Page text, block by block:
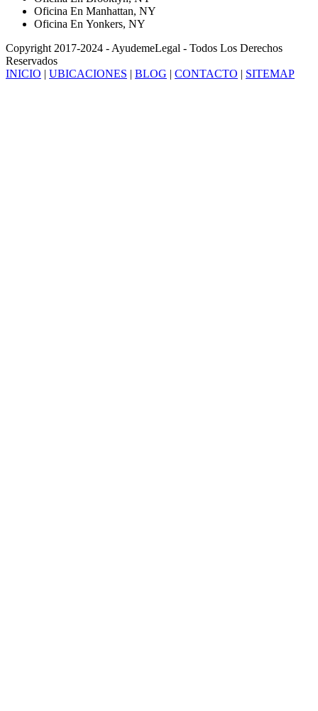
Oficina En Manhattan, NY
Oficina En Yonkers, NY
Copyright 2017-2024 - AyudemeLegal - Todos Los Derechos
Reservados
INICIO | UBICACIONES | BLOG | CONTACTO | SITEMAP